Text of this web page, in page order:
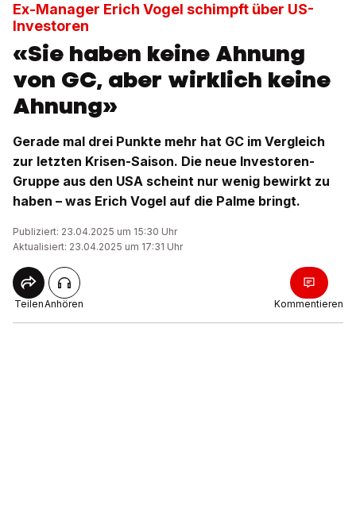
Ex-Manager Erich Vogel schimpft über US-
Investoren
«Sie haben keine Ahnung
von GC, aber wirklich keine
Ahnung»
Gerade mal drei Punkte mehr hat GC im Vergleich
zur letzten Krisen-Saison. Die neue Investoren-
Gruppe aus den USA scheint nur wenig bewirkt zu
haben – was Erich Vogel auf die Palme bringt.
Publiziert: 23.04.2025 um 15:30 Uhr
Aktualisiert: 23.04.2025 um 17:31 Uhr
TeilenAnhören Kommentieren